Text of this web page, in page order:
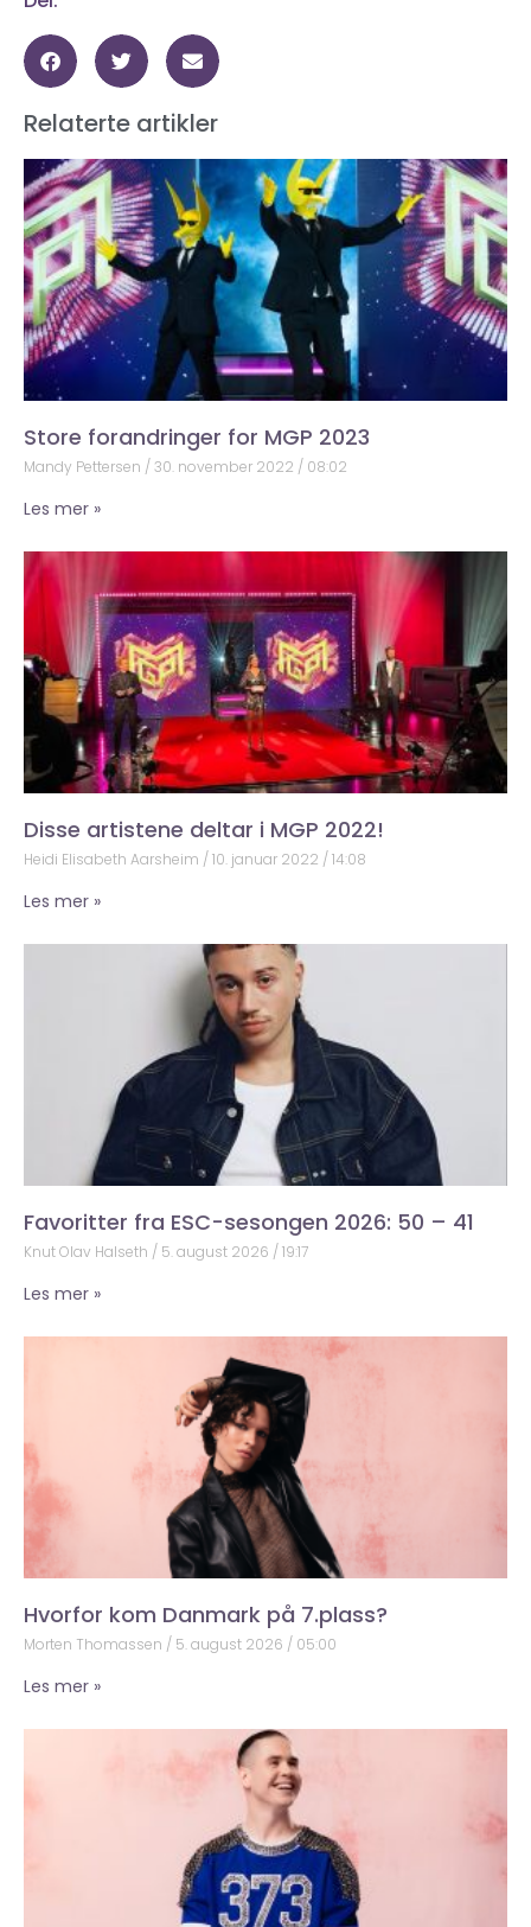
Relaterte artikler
Store forandringer for MGP 2023
Mandy Pettersen 30. november 2022 08:02
Les mer »
Disse artistene deltar i MGP 2022!
Heidi Elisabeth Aarsheim 10. januar 2022 14:08
Les mer »
Favoritter fra ESC-sesongen 2026: 50 – 41
Knut Olav Halseth 5. august 2026 19:17
Les mer »
Hvorfor kom Danmark på 7.plass?
Morten Thomassen 5. august 2026 05:00
Les mer »